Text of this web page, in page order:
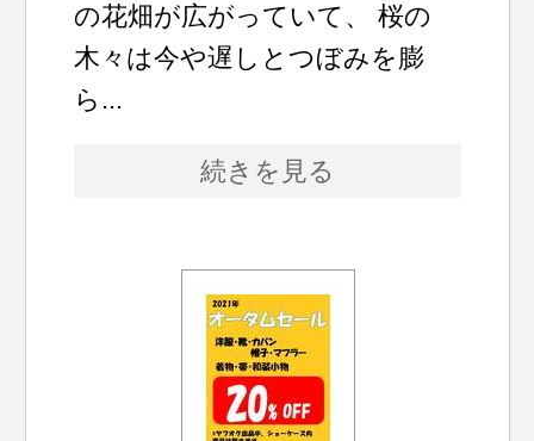
の花畑が広がっていて、 桜の
木々は今や遅しとつぼみを膨
ら...
続きを見る